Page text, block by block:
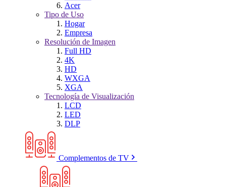
Acer
Tipo de Uso
Hogar
Empresa
Resolución de Imagen
Full HD
4K
HD
WXGA
XGA
Tecnología de Visualización
LCD
LED
DLP
Complementos de TV